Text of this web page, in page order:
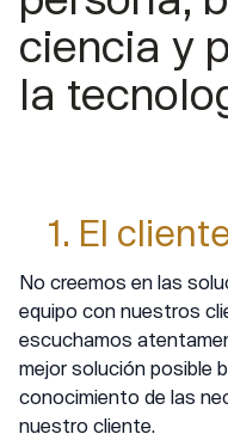
ciencia y
la
1. El
No creemos en las
equipo con nuestros
escuchamos
mejor solución posible
conocimiento de las
nuestro cliente.